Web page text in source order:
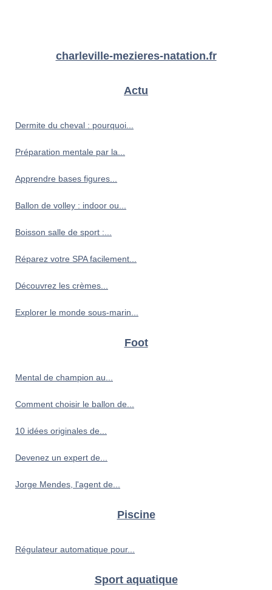
charleville-mezieres-natation.fr
Actu
Dermite du cheval : pourquoi...
Préparation mentale par la...
Apprendre bases figures...
Ballon de volley : indoor ou...
Boisson salle de sport :...
Réparez votre SPA facilement...
Découvrez les crèmes...
Explorer le monde sous-marin...
Foot
Mental de champion au...
Comment choisir le ballon de...
10 idées originales de...
Devenez un expert de...
Jorge Mendes, l'agent de...
Piscine
Régulateur automatique pour...
Sport aquatique